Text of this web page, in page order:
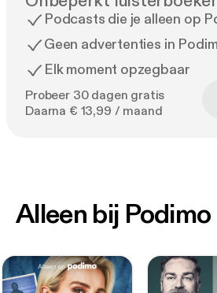
Podcasts die je alleen op
Geen advertenties in
Elk moment opzegbaar
Probeer 30 dagen gratis
Daarna € 13,99 / maand
Alleen bij Podimo